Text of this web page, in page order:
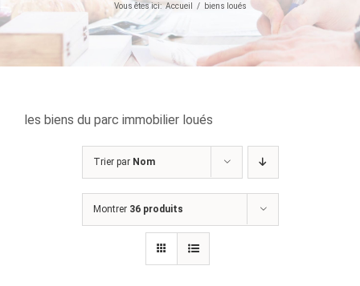
Vous êtes ici: Accueil biens loués
les biens du parc immobilier loués
Trier par Nom
Montrer 36 produits